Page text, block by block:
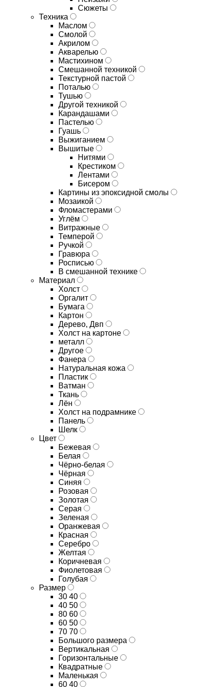
Сюжеты
Техника
Маслом
Смолой
Акрилом
Акварелью
Мастихином
Смешанной техникой
Текстурной пастой
Поталью
Тушью
Другой техникой
Карандашами
Пастелью
Гуашь
Выжиганием
Вышитые
Нитями
Крестиком
Лентами
Бисером
Картины из эпоксидной смолы
Мозаикой
Фломастерами
Углём
Витражные
Темперой
Ручкой
Гравюра
Росписью
В смешанной технике
Материал
Холст
Оргалит
Бумага
Картон
Дерево, Двп
Холст на картоне
металл
Другое
Фанера
Натуральная кожа
Пластик
Ватман
Ткань
Лён
Холст на подрамнике
Панель
Шелк
Цвет
Бежевая
Белая
Чёрно-белая
Чёрная
Синяя
Розовая
Золотая
Серая
Зеленая
Оранжевая
Красная
Серебро
Желтая
Коричневая
Фиолетовая
Голубая
Размер
30 40
40 50
80 60
60 50
70 70
Большого размера
Вертикальная
Горизонтальные
Квадратные
Маленькая
60 40